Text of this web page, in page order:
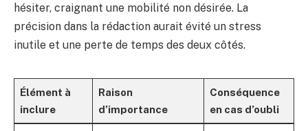
hésiter, craignant une mobilité non désirée. La
précision dans la rédaction aurait évité un stress
inutile et une perte de temps des deux côtés.
Élément à
inclure
Raison
d’importance
Conséquence
en cas d’oubli